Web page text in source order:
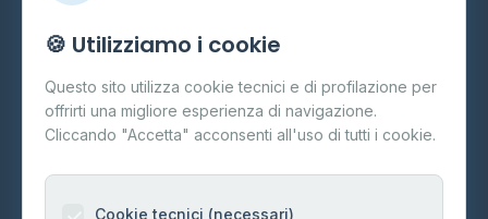
Cos'è il GPL
FAQ
Contatti
Informazioni legali
🍪 Utilizziamo i cookie
Questo sito utilizza cookie tecnici e di profilazione per
offrirti una migliore esperienza di navigazione.
Cliccando "Accetta" acconsenti all'uso di tutti i cookie.
Cookie tecnici (necessari)